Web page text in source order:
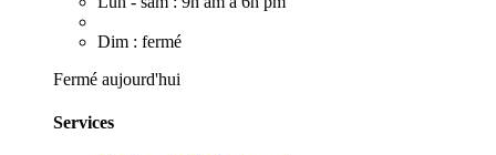
Dim : fermé
Fermé aujourd'hui
Services